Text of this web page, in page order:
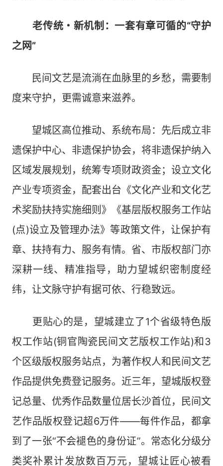
老传统・新机制：一套有章可循的“守护
之网”
民间文艺是流淌在血脉里的乡愁，需要制
度来守护，更需诚意来滋养。
望城区高位推动、系统布局：先后成立非
遗保护中心、非遗保护协会，将非遗保护纳入
区域发展规划，统筹专项财政资金；设立文化
产业专项资金，配套出台《文化产业和文化艺
术奖励扶持实施细则》《基层版权服务工作站
(点)设立及管理办法》等政策文件，让保护有
章、扶持有力、服务有情。省、市版权部门亦
深耕一线、精准指导，助力望城织密制度经
纬，让文脉守护有据可依、行稳致远。
更贴心的是，望城建立了1个省级特色版
权工作站(铜官陶瓷民间文艺版权工作站)和3
个区级版权服务站点，为著作权人和民间文艺
作品提供免费登记服务。近三年，望城版权登
记总量、优秀作品数量位居长沙首位，民间文
艺作品版权登记超6万件——每件作品，都拿
到了一张“不会褪色的身份证”。常态化分级分
类奖补累计发放数百万元，望城让匠心被看